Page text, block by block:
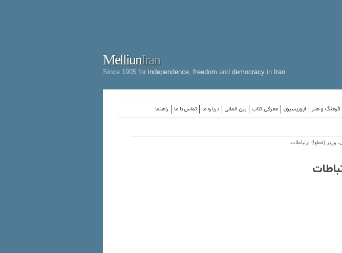
MelliunIran
Since 1905 for independence freedom and democracy in Iran
راهنما تماس با ما درباره ما بین المللی معرفی کتاب اپوزیسیون فرهنگ و هنر
وزیر {قطع!} ارتباطات